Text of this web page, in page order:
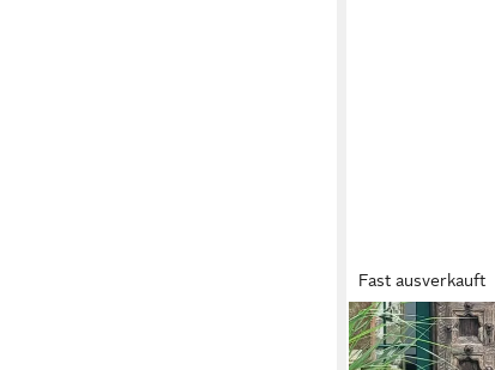
Fast ausverkauft
ORIENTAL
Dekofigur